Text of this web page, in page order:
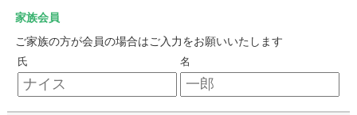
家族会員
ご家族の方が会員の場合はご入力をお願いいたします
氏 名